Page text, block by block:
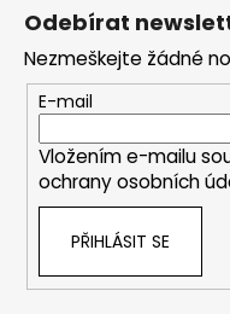
o
t
ř
e
b
u
Odebírat
Nezmeškejte žádné
E-mail
Vložením e-mailu
ochrany osobních
PŘIHLÁSIT SE